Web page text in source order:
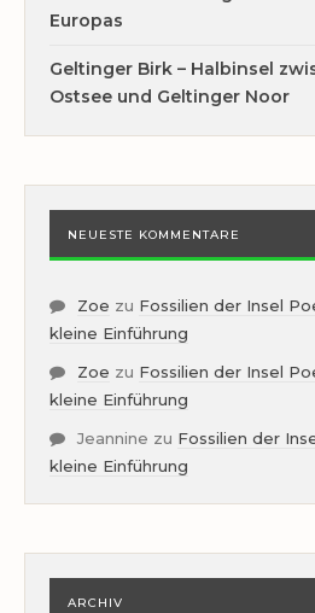
Europas
Geltinger Birk – Halbinsel
Ostsee und Geltinger Noor
NEUESTE KOMMENTARE
Zoe zu Fossilien der Insel
kleine Einführung
Zoe zu Fossilien der Insel
kleine Einführung
Jeannine zu Fossilien der
kleine Einführung
ARCHIV